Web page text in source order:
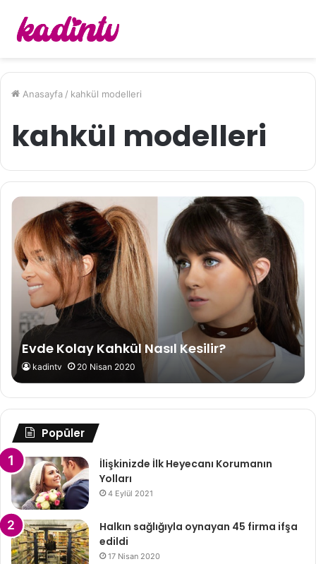
Anasayfa / kahkül modelleri
kahkül modelleri
Evde Kolay Kahkül Nasıl Kesilir?
kadintv 20 Nisan 2020
Popüler
İlişkinizde İlk Heyecanı Korumanın
Yolları
4 Eylül 2021
Halkın sağlığıyla oynayan 45 firma ifşa
edildi
17 Nisan 2020